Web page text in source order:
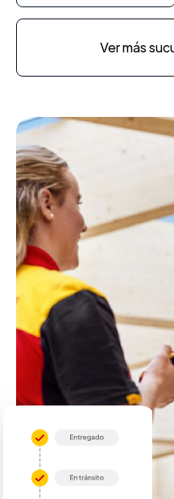
Ver más